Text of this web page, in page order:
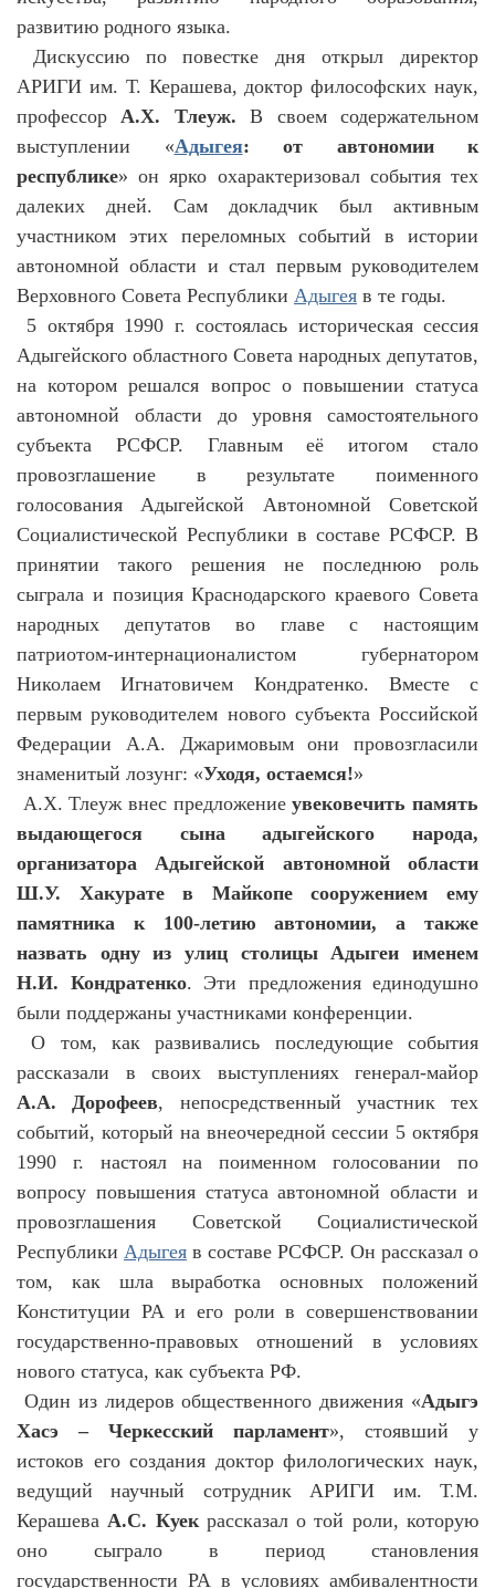
развитию родного языка.
Дискуссию по повестке дня открыл директор
АРИГИ им. Т. Керашева, доктор философских наук,
профессорА.Х. Тлеуж.В своем содержательном
выступлении «Адыгея: от автономии к
республике» он ярко охарактеризовал события тех
далеких дней. Сам докладчик был активным
участником этих переломных событий в истории
автономной области и стал первым руководителем
Верховного Совета Республики Адыгея в те годы.
5 октября 1990 г. состоялась историческая сессия
Адыгейского областного Совета народных депутатов,
на котором решался вопрос о повышении статуса
автономной области до уровня самостоятельного
субъекта РСФСР. Главным её итогом стало
провозглашение в результате поименного
голосования Адыгейской Автономной Советской
Социалистической Республики в составе РСФСР. В
принятии такого решения не последнюю роль
сыграла и позиция Краснодарского краевого Совета
народных депутатов во главе с настоящим
патриотом-интернационалистом губернатором
Николаем Игнатовичем Кондратенко. Вместе с
первым руководителем нового субъекта Российской
Федерации А.А. Джаримовым они провозгласили
знаменитый лозунг: «Уходя, остаемся!»
А.Х. Тлеуж внес предложениеувековечить память
выдающегося сына адыгейского народа,
организатора Адыгейской автономной области
Ш.У. Хакурате в Майкопе сооружением ему
памятника к 100-летию автономии, а также
назвать одну из улиц столицы Адыгеи именем
Н.И. Кондратенко. Эти предложения единодушно
были поддержаны участниками конференции.
О том, как развивались последующие события
рассказали в своих выступлениях генерал-майор
А.А. Дорофеев, непосредственный участник тех
событий, который на внеочередной сессии 5 октября
1990 г. настоял на поименном голосовании по
вопросу повышения статуса автономной области и
провозглашения Советской Социалистической
Республики Адыгея в составе РСФСР. Он рассказал о
том, как шла выработка основных положений
Конституции РА и его роли в совершенствовании
государственно-правовых отношений в условиях
нового статуса, как субъекта РФ.
Один из лидеров общественного движения «Адыгэ
Хасэ – Черкесский парламент», стоявший у
истоков его создания доктор филологических наук,
ведущий научный сотрудник АРИГИ им. Т.М.
КерашеваА.С. Куекрассказал о той роли, которую
оно сыграло в период становления
государственности РА в условиях амбивалентности